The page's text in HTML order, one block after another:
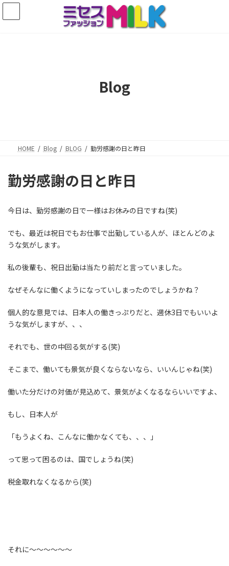
コ
ナ
Blog
HOME Blog BLOG 勤労感謝の日と昨日
勤労感謝の日と昨日
今日は、勤労感謝の日で一様はお休みの日ですね(笑)
でも、最近は祝日でもお仕事で出勤している人が、ほとんどのよ
うな気がします。
私の後輩も、祝日出勤は当たり前だと言っていました。
なぜそんなに働くようになっていしまったのでしょうかね？
個人的な意見では、日本人の働きっぷりだと、週休3日でもいいよ
うな気がしますが、、、
それでも、世の中回る気がする(笑)
そこまで、働いても景気が良くならないなら、いいんじゃね(笑)
働いた分だけの対価が見込めて、景気がよくなるならいいですよ、
もし、日本人が
「もうよくね、こんなに働かなくても、、、」
って思って困るのは、国でしょうね(笑)
税金取れなくなるから(笑)
それに～～～～～～